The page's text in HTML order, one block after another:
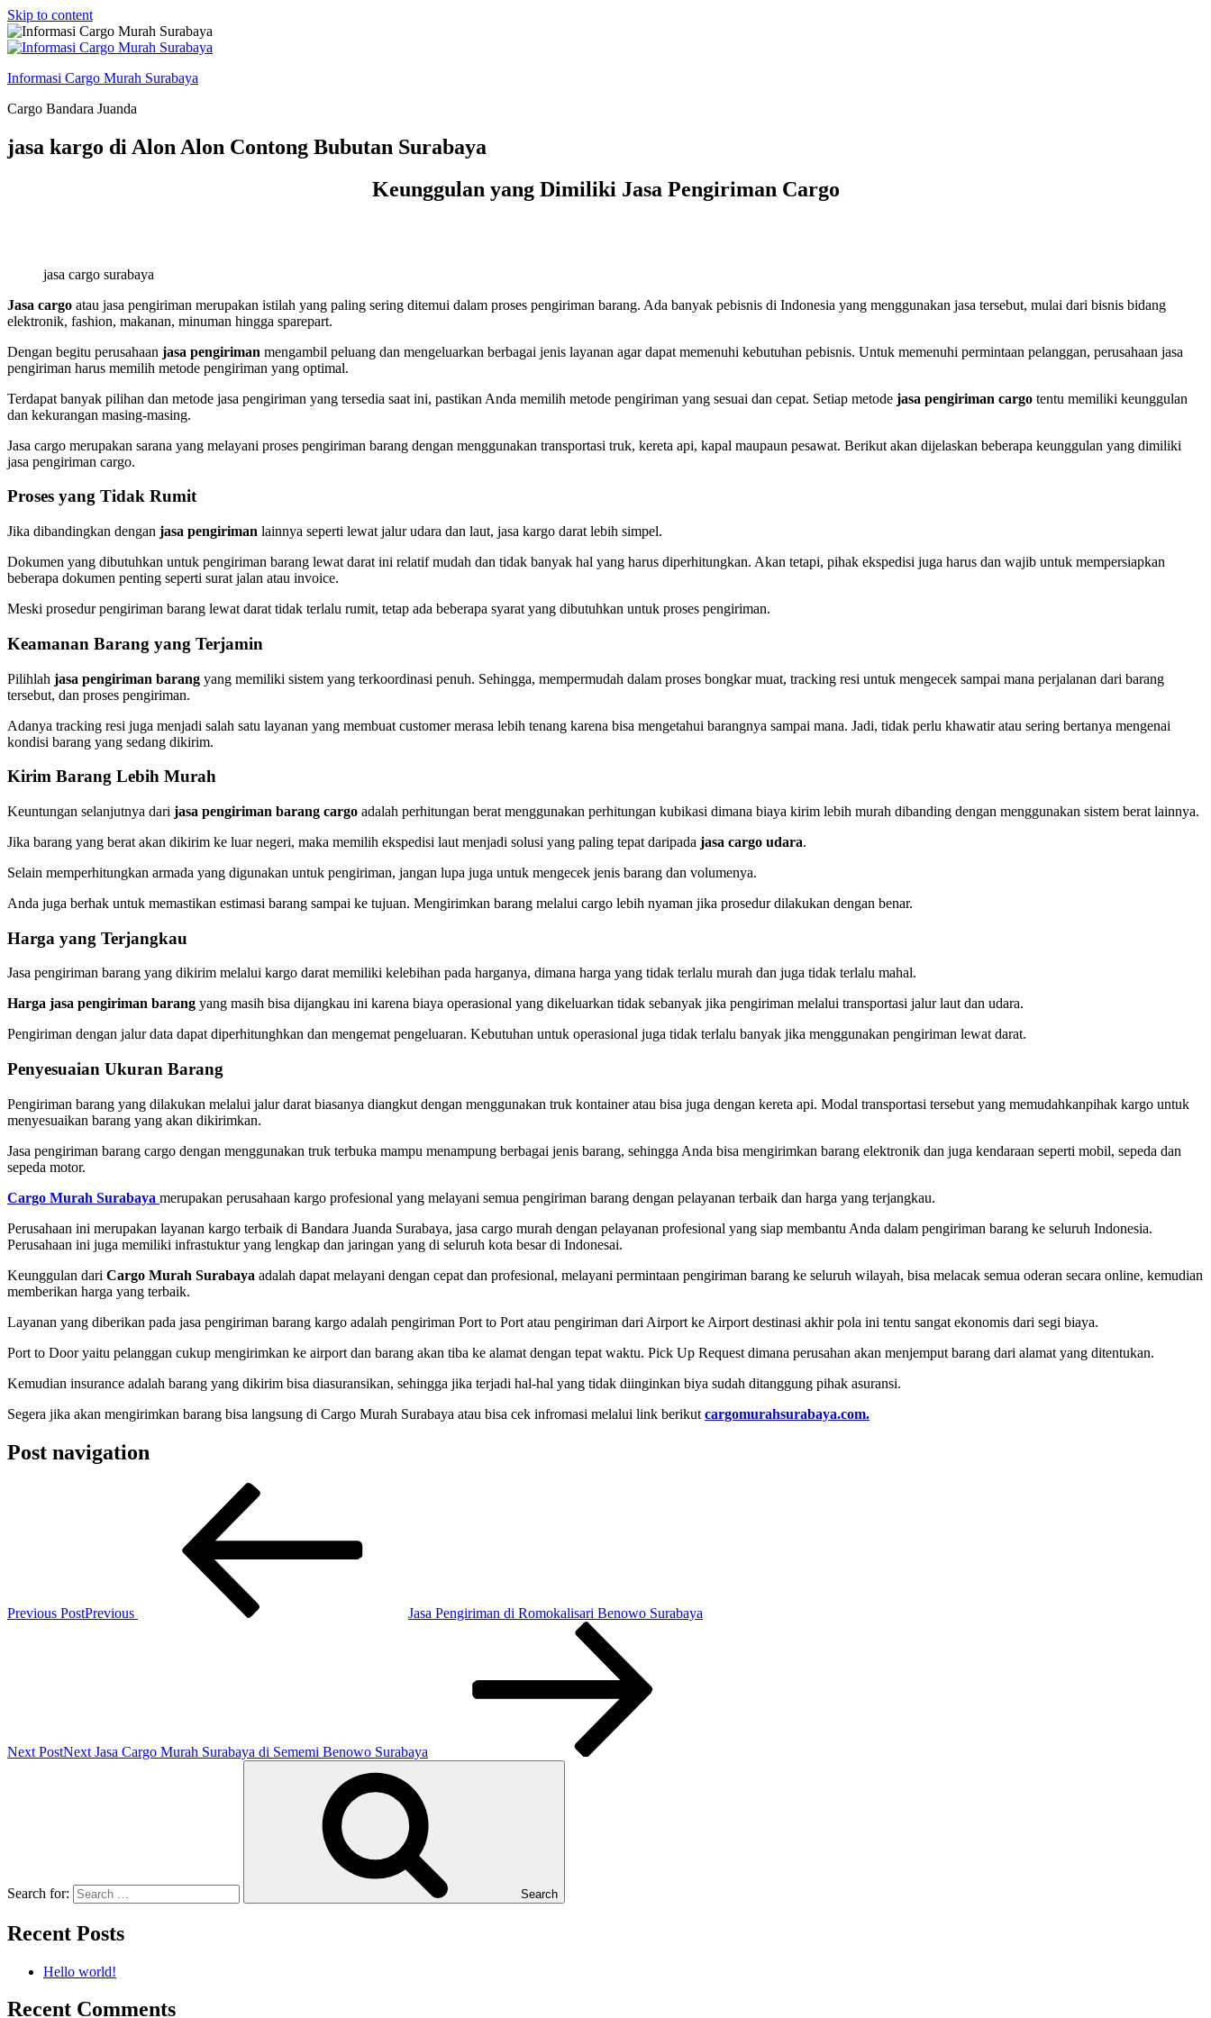
Skip to content
Informasi Cargo Murah Surabaya
Cargo Bandara Juanda
jasa kargo di Alon Alon Contong Bubutan Surabaya
Keunggulan yang Dimiliki Jasa Pengiriman Cargo
jasa cargo surabaya
Jasa cargo atau jasa pengiriman merupakan istilah yang paling sering ditemui dalam proses pengiriman barang. Ada banyak pebisnis di Indonesia yang menggunakan jasa tersebut, mulai dari bisnis bidang
elektronik, fashion, makanan, minuman hingga sparepart.
Dengan begitu perusahaan jasa pengiriman mengambil peluang dan mengeluarkan berbagai jenis layanan agar dapat memenuhi kebutuhan pebisnis. Untuk memenuhi permintaan pelanggan, perusahaan jasa
pengiriman harus memilih metode pengiriman yang optimal.
Terdapat banyak pilihan dan metode jasa pengiriman yang tersedia saat ini, pastikan Anda memilih metode pengiriman yang sesuai dan cepat. Setiap metode jasa pengiriman cargo tentu memiliki keunggulan
dan kekurangan masing-masing.
Jasa cargo merupakan sarana yang melayani proses pengiriman barang dengan menggunakan transportasi truk, kereta api, kapal maupaun pesawat. Berikut akan dijelaskan beberapa keunggulan yang dimiliki
jasa pengiriman cargo.
Proses yang Tidak Rumit
Jika dibandingkan dengan jasa pengiriman lainnya seperti lewat jalur udara dan laut, jasa kargo darat lebih simpel.
Dokumen yang dibutuhkan untuk pengiriman barang lewat darat ini relatif mudah dan tidak banyak hal yang harus diperhitungkan. Akan tetapi, pihak ekspedisi juga harus dan wajib untuk mempersiapkan
beberapa dokumen penting seperti surat jalan atau invoice.
Meski prosedur pengiriman barang lewat darat tidak terlalu rumit, tetap ada beberapa syarat yang dibutuhkan untuk proses pengiriman.
Keamanan Barang yang Terjamin
Pilihlah jasa pengiriman barang yang memiliki sistem yang terkoordinasi penuh. Sehingga, mempermudah dalam proses bongkar muat, tracking resi untuk mengecek sampai mana perjalanan dari barang
tersebut, dan proses pengiriman.
Adanya tracking resi juga menjadi salah satu layanan yang membuat customer merasa lebih tenang karena bisa mengetahui barangnya sampai mana. Jadi, tidak perlu khawatir atau sering bertanya mengenai
kondisi barang yang sedang dikirim.
Kirim Barang Lebih Murah
Keuntungan selanjutnya dari jasa pengiriman barang cargo adalah perhitungan berat menggunakan perhitungan kubikasi dimana biaya kirim lebih murah dibanding dengan menggunakan sistem berat lainnya.
Jika barang yang berat akan dikirim ke luar negeri, maka memilih ekspedisi laut menjadi solusi yang paling tepat daripada jasa cargo udara.
Selain memperhitungkan armada yang digunakan untuk pengiriman, jangan lupa juga untuk mengecek jenis barang dan volumenya.
Anda juga berhak untuk memastikan estimasi barang sampai ke tujuan. Mengirimkan barang melalui cargo lebih nyaman jika prosedur dilakukan dengan benar.
Harga yang Terjangkau
Jasa pengiriman barang yang dikirim melalui kargo darat memiliki kelebihan pada harganya, dimana harga yang tidak terlalu murah dan juga tidak terlalu mahal.
Harga jasa pengiriman barang yang masih bisa dijangkau ini karena biaya operasional yang dikeluarkan tidak sebanyak jika pengiriman melalui transportasi jalur laut dan udara.
Pengiriman dengan jalur data dapat diperhitunghkan dan mengemat pengeluaran. Kebutuhan untuk operasional juga tidak terlalu banyak jika menggunakan pengiriman lewat darat.
Penyesuaian Ukuran Barang
Pengiriman barang yang dilakukan melalui jalur darat biasanya diangkut dengan menggunakan truk kontainer atau bisa juga dengan kereta api. Modal transportasi tersebut yang memudahkanpihak kargo untuk
menyesuaikan barang yang akan dikirimkan.
Jasa pengiriman barang cargo dengan menggunakan truk terbuka mampu menampung berbagai jenis barang, sehingga Anda bisa mengirimkan barang elektronik dan juga kendaraan seperti mobil, sepeda dan
sepeda motor.
Cargo Murah Surabaya merupakan perusahaan kargo profesional yang melayani semua pengiriman barang dengan pelayanan terbaik dan harga yang terjangkau.
Perusahaan ini merupakan layanan kargo terbaik di Bandara Juanda Surabaya, jasa cargo murah dengan pelayanan profesional yang siap membantu Anda dalam pengiriman barang ke seluruh Indonesia.
Perusahaan ini juga memiliki infrastuktur yang lengkap dan jaringan yang di seluruh kota besar di Indonesai.
Keunggulan dari Cargo Murah Surabaya adalah dapat melayani dengan cepat dan profesional, melayani permintaan pengiriman barang ke seluruh wilayah, bisa melacak semua oderan secara online, kemudian
memberikan harga yang terbaik.
Layanan yang diberikan pada jasa pengiriman barang kargo adalah pengiriman Port to Port atau pengiriman dari Airport ke Airport destinasi akhir pola ini tentu sangat ekonomis dari segi biaya.
Port to Door yaitu pelanggan cukup mengirimkan ke airport dan barang akan tiba ke alamat dengan tepat waktu. Pick Up Request dimana perusahan akan menjemput barang dari alamat yang ditentukan.
Kemudian insurance adalah barang yang dikirim bisa diasuransikan, sehingga jika terjadi hal-hal yang tidak diinginkan biya sudah ditanggung pihak asuransi.
Segera jika akan mengirimkan barang bisa langsung di Cargo Murah Surabaya atau bisa cek infromasi melalui link berikut cargomurahsurabaya.com.
Post navigation
Previous PostPrevious Jasa Pengiriman di Romokalisari Benowo Surabaya
Next PostNext Jasa Cargo Murah Surabaya di Sememi Benowo Surabaya
Search for: Search
Recent Posts
Hello world!
Recent Comments